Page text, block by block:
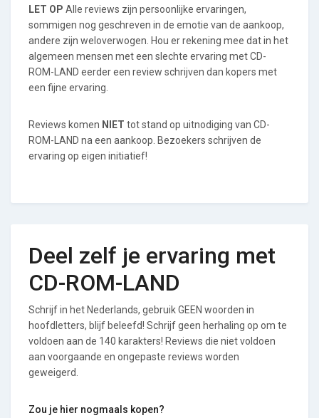
LET OP Alle reviews zijn persoonlijke ervaringen,
sommigen nog geschreven in de emotie van de aankoop,
andere zijn weloverwogen. Hou er rekening mee dat in het
algemeen mensen met een slechte ervaring met CD-
ROM-LAND eerder een review schrijven dan kopers met
een fijne ervaring.
Reviews komen NIET tot stand op uitnodiging van CD-
ROM-LAND na een aankoop. Bezoekers schrijven de
ervaring op eigen initiatief!
Deel zelf je ervaring met
CD-ROM-LAND
Schrijf in het Nederlands, gebruik GEEN woorden in
hoofdletters, blijf beleefd! Schrijf geen herhaling op om te
voldoen aan de 140 karakters! Reviews die niet voldoen
aan voorgaande en ongepaste reviews worden
geweigerd.
Zou je hier nogmaals kopen?